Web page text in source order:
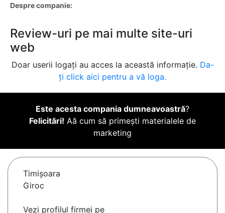
Despre companie:
Review-uri pe mai multe site-uri
web
Doar userii logați au acces la această informație. Da-
ți click aici pentru a vă loga.
Este acesta compania dumneavoastră?
Felicitări! Aă cum să primești materialele de
marketing
Timişoara
Giroc
Vezi profilul firmei pe